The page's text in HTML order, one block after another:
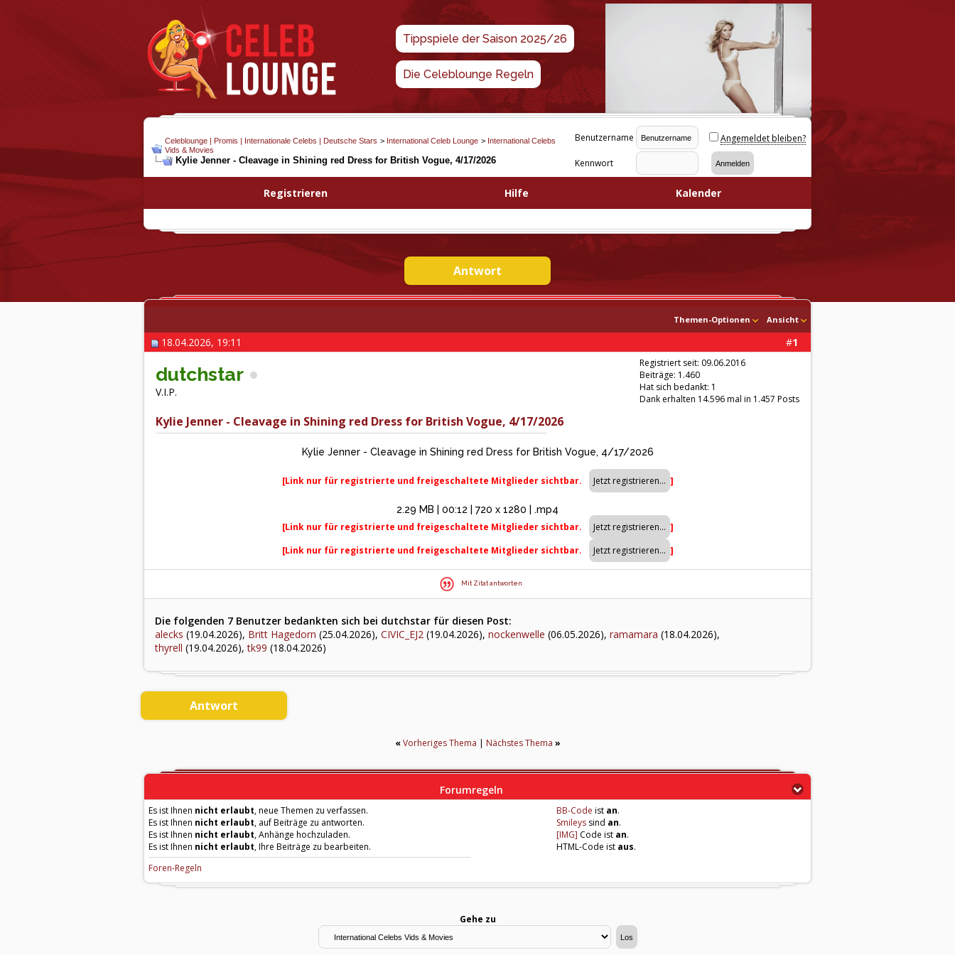
Tippspiele der Saison 2025/26
Die Celeblounge Regeln
Celeblounge | Promis | Internationale Celebs | Deutsche Stars > International Celeb Lounge > International Celebs
Vids & Movies
Kylie Jenner - Cleavage in Shining red Dress for British Vogue, 4/17/2026
Benutzername Angemeldet bleiben?
Kennwort
Registrieren Hilfe Kalender
Antwort
Themen-Optionen Ansicht
#1
18.04.2026, 19:11
dutchstar
V.I.P.
Registriert seit: 09.06.2016
Beiträge: 1.460
Hat sich bedankt: 1
Dank erhalten 14.596 mal in 1.457 Posts
Kylie Jenner - Cleavage in Shining red Dress for British Vogue, 4/17/2026
Kylie Jenner - Cleavage in Shining red Dress for British Vogue, 4/17/2026
[Link nur für registrierte und freigeschaltete Mitglieder sichtbar. ]
2.29 MB | 00:12 | 720 x 1280 | .mp4
[Link nur für registrierte und freigeschaltete Mitglieder sichtbar.
]
[Link nur für registrierte und freigeschaltete Mitglieder sichtbar.
]
Mit Zitat antworten
Die folgenden 7 Benutzer bedankten sich bei dutchstar für diesen Post:
alecks (19.04.2026), Britt Hagedorn (25.04.2026), CIVIC_EJ2 (19.04.2026), nockenwelle (06.05.2026), ramamara (18.04.2026),
thyrell (19.04.2026),tk99 (18.04.2026)
Antwort
« Vorheriges Thema | Nächstes Thema »
Forumregeln
Es ist Ihnen nicht erlaubt, neue Themen zu verfassen.
Es ist Ihnen nicht erlaubt, auf Beiträge zu antworten.
Es ist Ihnen nicht erlaubt, Anhänge hochzuladen.
Es ist Ihnen nicht erlaubt, Ihre Beiträge zu bearbeiten.
Foren-Regeln
BB-Code ist an.
Smileys sind an.
[IMG] Code ist an.
HTML-Code ist aus.
Gehe zu